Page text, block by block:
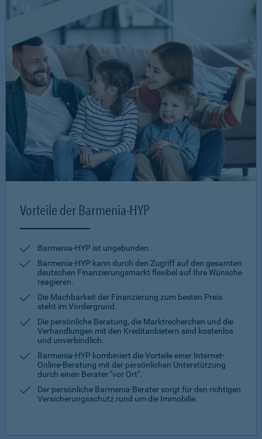
Vorteile der Barmenia-HYP
Barmenia-HYP ist ungebunden.
Barmenia-HYP kann durch den Zugriff auf den gesamten
deutschen Finanzierungsmarkt flexibel auf Ihre Wünsche
reagieren.
Die Machbarkeit der Finanzierung zum besten Preis
steht im Vordergrund.
Die persönliche Beratung, die Marktrecherchen und die
Verhandlungen mit den Kreditanbietern sind kostenlos
und unverbindlich.
Barmenia-HYP kombiniert die Vorteile einer Internet-
Online-Beratung mit der persönlichen Unterstützung
durch einen Berater "vor Ort".
Der persönliche Barmenia-Berater sorgt für den richtigen
Versicherungsschutz rund um die Immobilie.